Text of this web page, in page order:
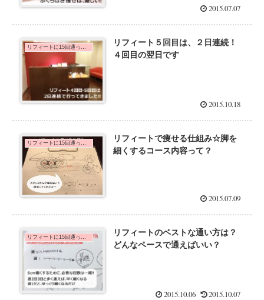
2015.07.07
リフィート５回目は、２日連続！
４回目の翌日です
2015.10.18
リフィートで痩せる仕組み☆脚を
細くするコース内容って？
2015.07.09
リフィートのベストな通い方は？
どんなペースで通えばいい？
2015.10.06 2015.10.07